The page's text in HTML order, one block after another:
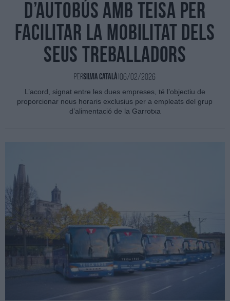
d’autobús amb TEISA per
facilitar la mobilitat dels
seus treballadors
PerSilvia Català 06/02/2026
L’acord, signat entre les dues empreses, té l’objectiu de
proporcionar nous horaris exclusius per a empleats del grup
d’alimentació de la Garrotxa